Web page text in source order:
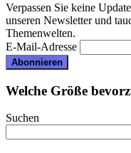
Verpassen Sie keine
unseren Newsletter und
Themenwelten.
E-Mail-Adresse
Welche Größe
Suchen